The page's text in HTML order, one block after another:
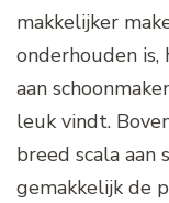
makkelijker
onderhouden
aan
leuk vindt.
breed scala aan
gemakkelijk de